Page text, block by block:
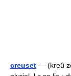
creuset — (kreû